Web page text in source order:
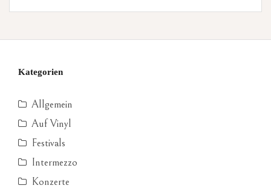
Kategorien
Allgemein
Auf Vinyl
Festivals
Intermezzo
Konzerte